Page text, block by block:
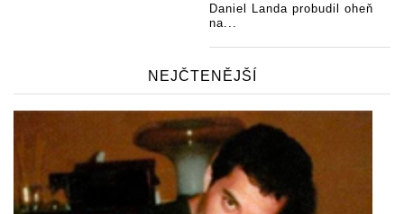
Daniel Landa probudil oheň
na...
NEJČTENĚJŠÍ